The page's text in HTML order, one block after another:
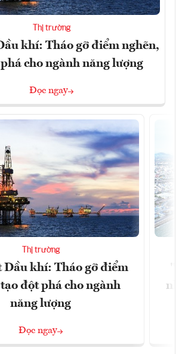
Thị trường
khí: Tháo gỡ điểm nghẽn,
cho ngành năng lượng
Đọc ngay
Thị trường
Dầu khí: Tháo gỡ điểm
đột phá cho ngành
năng lượng
Đọc ngay